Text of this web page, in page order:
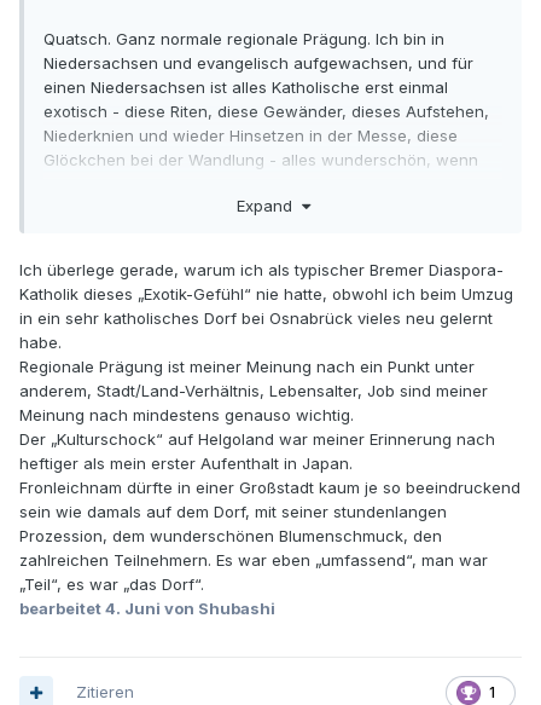
Quatsch. Ganz normale regionale Prägung. Ich bin in
Niedersachsen und evangelisch aufgewachsen, und für
einen Niedersachsen ist alles Katholische erst einmal
exotisch - diese Riten, diese Gewänder, dieses Aufstehen,
Niederknien und wieder Hinsetzen in der Messe, diese
Glöckchen bei der Wandlung - alles wunderschön, wenn
ersten Mal halt so fremd, als sei man gerade auf Hawaii
Habe ich schon mal erzählt, wie ich, frisch im Rheinland
angekommen, eine alte Dame auf dem Marktplatz höflich
darauf aufmerksam gemacht habe, dass sie Schmutz an
der Stirn habe? Ob ich ihr ein Taschentuch ... Meine
Kollegen haben sich scheckig gelacht über den
unwissenden Eingeborenen nördlicher Gefilde, der das
Wort Aschenkreuz noch nie im Leben gehört hatte.
Expand
Ich überlege gerade, warum ich als typischer Bremer Diaspora-
Katholik dieses „Exotik-Gefühl“ nie hatte, obwohl ich beim Umzug
in ein sehr katholisches Dorf bei Osnabrück vieles neu gelernt
habe.
Regionale Prägung ist meiner Meinung nach ein Punkt unter
anderem, Stadt/Land-Verhältnis, Lebensalter, Job sind meiner
Meinung nach mindestens genauso wichtig.
Der „Kulturschock“ auf Helgoland war meiner Erinnerung nach
heftiger als mein erster Aufenthalt in Japan.
Fronleichnam dürfte in einer Großstadt kaum je so beeindruckend
sein wie damals auf dem Dorf, mit seiner stundenlangen
Prozession, dem wunderschönen Blumenschmuck, den
zahlreichen Teilnehmern. Es war eben „umfassend“, man war
„Teil“, es war „das Dorf“.
bearbeitet4. Juni von Shubashi
1
Zitieren